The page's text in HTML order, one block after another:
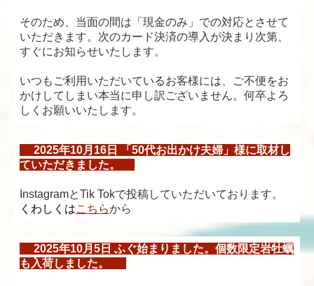
そのため、当面の間は「現金のみ」での対応とさせて
いただきます。次のカード決済の導入が決まり次第、
すぐにお知らせいたします。
いつもご利用いただいているお客様には、ご不便をお
かけしてしまい本当に申し訳ございません。何卒よろ
しくお願いいたします。
2025年10月16日 「50代お出かけ夫婦 」 様に取材し
ていただきました。
InstagramとTik Tokで投稿していただいております。
くわしくはこちらから
2025年10月5日 ふぐ始まりました。個数限定岩牡蠣
も入荷しました。